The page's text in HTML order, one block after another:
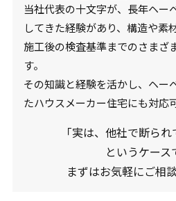
当社代表の十文字が、長年ヘー
してきた経験があり、構造や素
施工後の検査基準までのさまざ
す。
その知識と経験を活かし、ヘー
たハウスメーカー住宅にも対応
「実は、他社で断ら
というケース
まずはお気軽にご相